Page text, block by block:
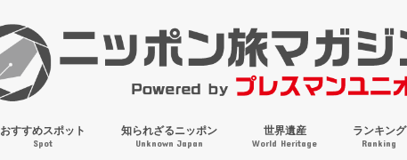
おすすめスポット
Spot
知られざるニッポン
Unknown Japan
世界遺産
World Heritage
ランキング
Ranking